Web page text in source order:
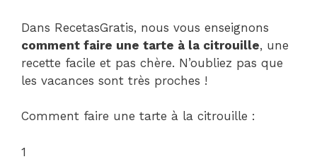
Dans RecetasGratis, nous vous enseignons
comment faire une tarte à la citrouille, une
recette facile et pas chère. N’oubliez pas que
les vacances sont très proches !
Comment faire une tarte à la citrouille :
1